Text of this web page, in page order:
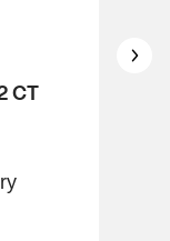
CT